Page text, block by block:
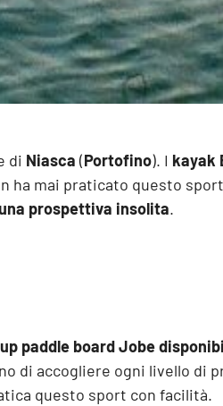
di Niasca (Portofino). I kayak
ha mai praticato questo
prospettiva insolita.
paddle board Jobe
di accogliere ogni livello di
questo sport con facilità.